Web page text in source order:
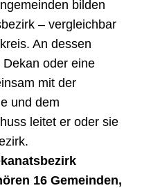
bilden
– vergleichbar
An dessen
oder eine
mit der
und dem
leitet er oder sie
16 Gemeinden,